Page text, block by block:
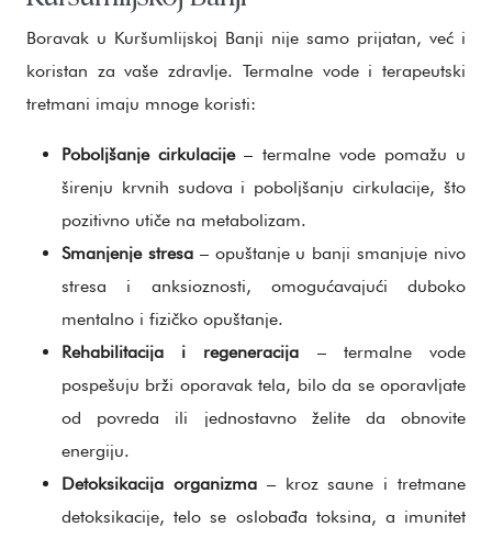
Boravak u Kuršumlijskoj Banji nije samo prijatan, već i
koristan za vaše zdravlje. Termalne vode i terapeutski
tretmani imaju mnoge koristi:
Poboljšanje cirkulacije– termalne vode pomažu u
širenju krvnih sudova i poboljšanju cirkulacije, što
pozitivno utiče na metabolizam.
Smanjenje stresa– opuštanje u banji smanjuje nivo
stresa i anksioznosti, omogućavajući duboko
mentalno i fizičko opuštanje.
Rehabilitacija i regeneracija – termalne vode
pospešuju brži oporavak tela, bilo da se oporavljate
od povreda ili jednostavno želite da obnovite
energiju.
Detoksikacija organizma– kroz saune i tretmane
detoksikacije, telo se oslobađa toksina, a imunitet